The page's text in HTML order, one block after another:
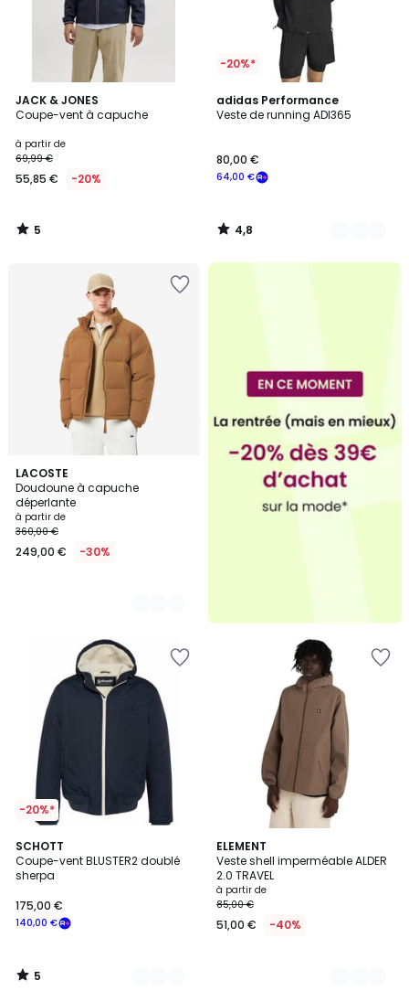
réduction
appliquée
souscrivez
notre
programme
pour
payer
à
la
€.
JACK & JONES
Coupe-vent à capuche
à partir de
69,99 €
55,85 € -20%
5
/
5
/
-20%*
adidas Performance
Veste de running ADI365
64,00 €
80,00 €
4,8
/ 5
2
Couleurs
4,8
/
LACOSTE
Doudoune à capuche
déperlante
à partir de
360,00 €
249,00 € -30%
3
Couleurs
-20%*
SCHOTT
Coupe-vent BLUSTER2 doublé
sherpa
140,00 €
175,00 €
5
/
5
2
Couleurs
5
/
ELEMENT
Veste shell imperméable ALDER
2.0 TRAVEL
à partir de
85,00 €
51,00 € -40%
3
Couleurs